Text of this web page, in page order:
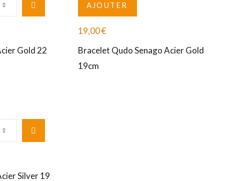
Gold 22
AJOUTER
19,00€
Bracelet Qudo Senago Acier Gold
19cm
Silver 19